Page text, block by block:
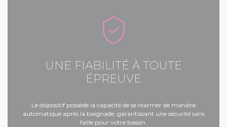
UNE FIABILITÉ À TOUTE
ÉPREUVE
Le dispositif possède la capacité de se réarmer de manière
automatique après la baignade, garantissant une sécurité sans
faille pour votre bassin.